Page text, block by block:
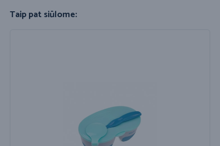
Taip pat siūlome: